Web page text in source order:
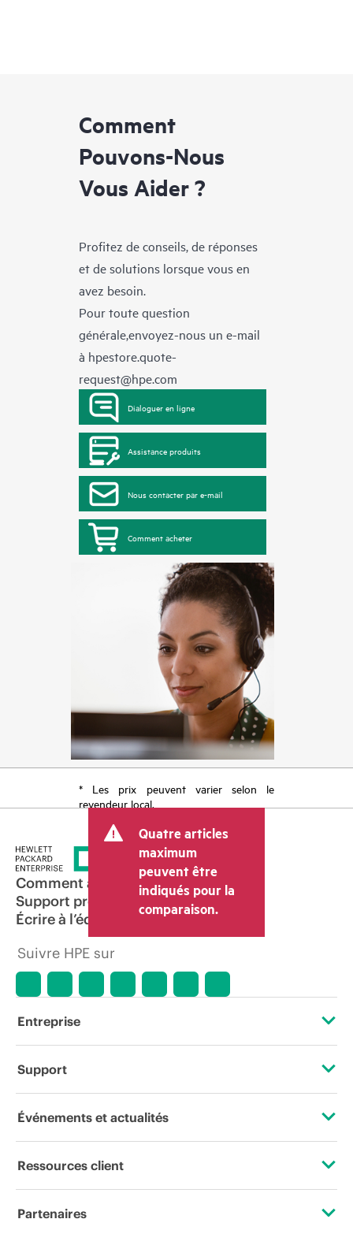
Comment
Pouvons-Nous
Vous Aider ?
Profitez de conseils, de réponses
et de solutions lorsque vous en
avez besoin.
Pour toute question
générale,envoyez-nous un e-mail
à hpestore.quote-
request@hpe.com
Dialoguer en ligne
Assistance produits
Nous contacter par e-mail
Comment acheter
* Les prix peuvent varier selon le
revendeur local.
Quatre articles
maximum
peuvent être
indiqués pour la
comparaison.
Comment acheter
Support produit
Écrire à l’équipe commerciale
Suivre HPE sur
Entreprise
À propos de HPE
Responsabilité d’entreprise
HPE Labs
Support
Services d’assistance opérationnelle (OSS)
Logiciels et pilotes
Événements et actualités
Événements
Ressources client
Nous contacter
Partenaires